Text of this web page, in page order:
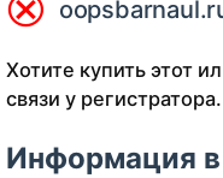
Хотите купить этот
связи у регистратора.
Информация в